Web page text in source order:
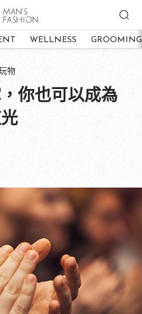
WELLNESS GROOMING
物
你也可以成為